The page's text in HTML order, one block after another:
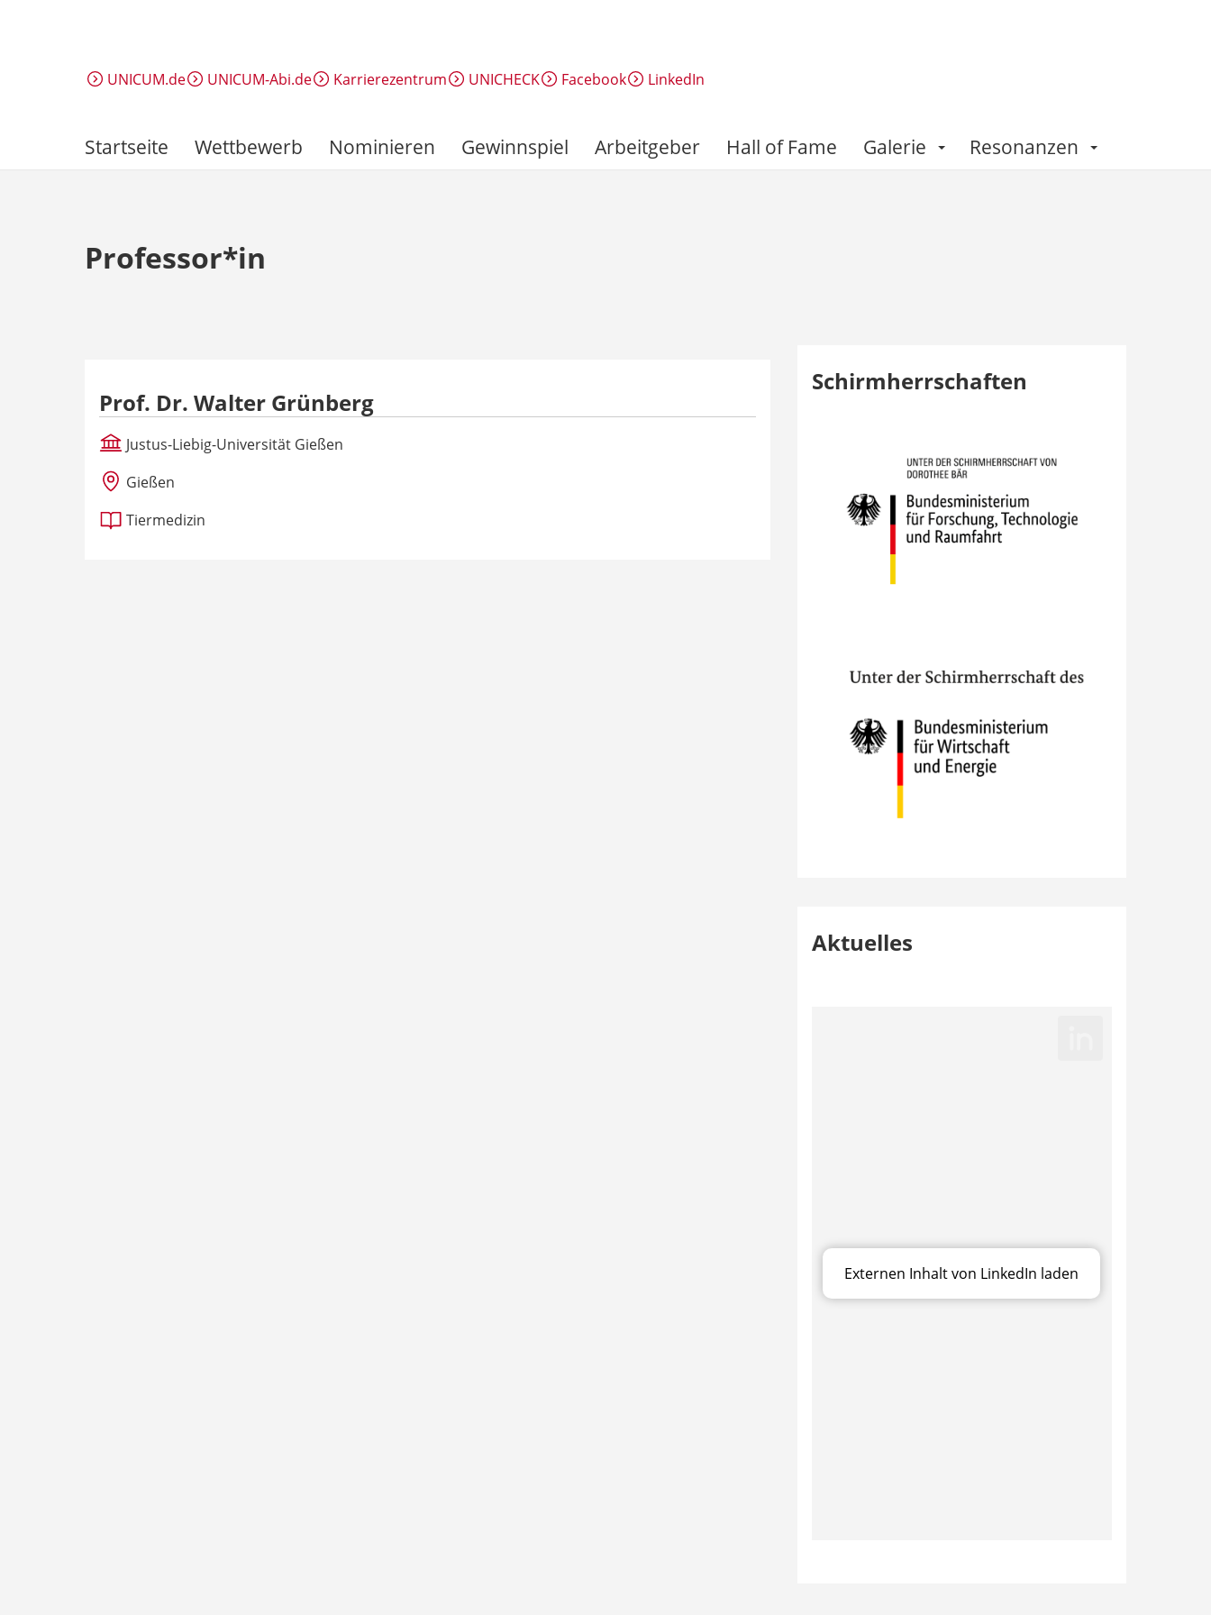
UNICUM.de
UNICUM-Abi.de Karrierezentrum UNICHECK Facebook LinkedIn
Startseite Wettbewerb Nominieren Gewinnspiel Arbeitgeber Hall of Fame Galerie Resonanzen
Professor*in
Prof. Dr. Walter Grünberg
Justus-Liebig-Universität Gießen
Gießen
Tiermedizin
Schirmherrschaften
Aktuelles
Externen Inhalt von LinkedIn laden